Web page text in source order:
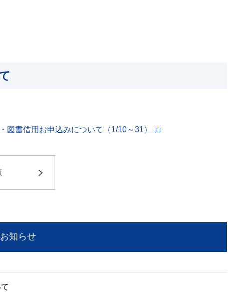
書借用お申込みについて（1/10～31）
知らせ